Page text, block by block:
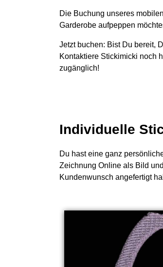
Die Buchung unseres
Garderobe aufpeppen
Jetzt buchen: Bist Du bereit,
Kontaktiere Stickimicki noch
zugänglich!
Individuelle
Du hast eine ganz
Zeichnung Online als Bild
Kundenwunsch angefertigt